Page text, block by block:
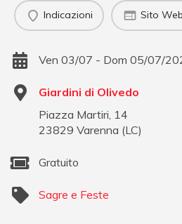
Indicazioni Sito
Ven 03/07 - Dom 05/07/
Giardini di Olivedo
Piazza Martiri, 14
23829 Varenna (LC)
Gratuito
Sagre e Feste